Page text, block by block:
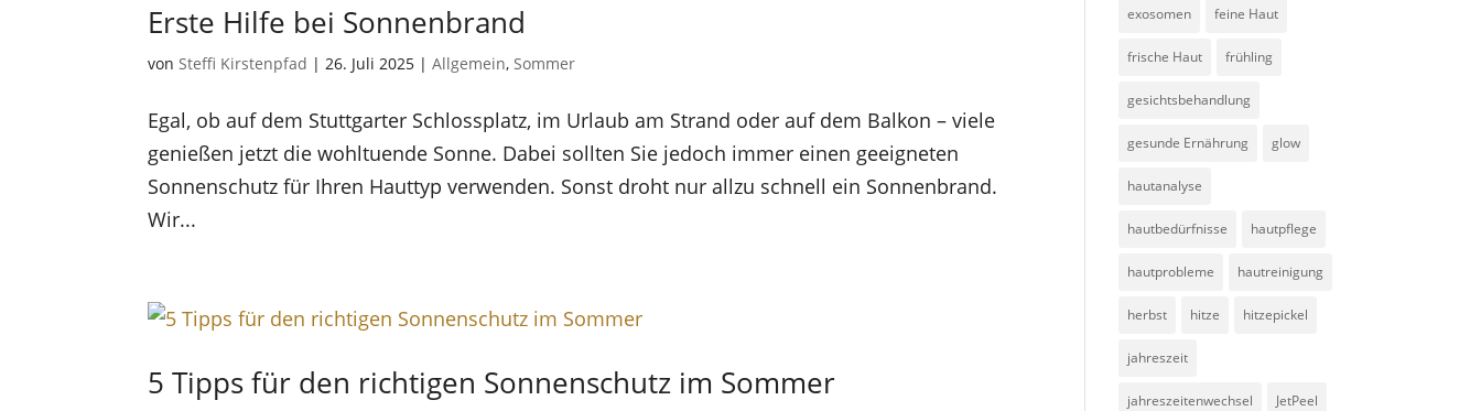
Erste Hilfe bei Sonnenbrand
von Steffi Kirstenpfad | 26. Juli 2025 |Allgemein, Sommer
Egal, ob auf dem Stuttgarter Schlossplatz, im Urlaub am Strand oder auf dem Balkon – viele
genießen jetzt die wohltuende Sonne. Dabei sollten Sie jedoch immer einen geeigneten
Sonnenschutz für Ihren Hauttyp verwenden. Sonst droht nur allzu schnell ein Sonnenbrand.
Wir...
5 Tipps für den richtigen Sonnenschutz im Sommer
exosomen feine Haut
frische Haut frühling
gesichtsbehandlung
gesunde Ernährung glow
hautanalyse
hautbedürfnisse hautpflege
hautprobleme hautreinigung
herbst hitze hitzepickel
jahreszeit
jahreszeitenwechsel JetPeel